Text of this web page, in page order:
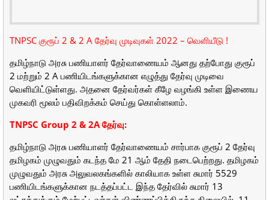
TNPSC குரூப் 2 & 2 A தேர்வு முடிவுகள் 2022 – வெளியீடு !
தமிழ்நாடு அரசு பணியாளர் தேர்வாணையம் ஆனது தற்போது குரூப்
2 மற்றும் 2 A பணியிடங்களுக்கான எழுத்து தேர்வு முடிவை
வெளியிட்டுள்ளது. அதனை தேர்வர்கள் கீழே வழங்கி உள்ள இணைய
முகவரி மூலம் பதிவிறக்கம் செய்து கொள்ளலாம்.
TNPSC Group 2 & 2A தேர்வு:
தமிழ்நாடு அரசு பணியாளர் தேர்வாணையம் சார்பாக குரூப் 2 தேர்வு
தமிழகம் முழுவதும் கடந்த மே 21 ஆம் தேதி நடைபெற்றது. தமிழகம்
முழுவதும் அரசு அலுவலகங்களில் காலியாக உள்ள சுமார் 5529
பணியிடங்களுக்கான நடத்தப்பட்ட இந்த தேர்வில் சுமார் 13